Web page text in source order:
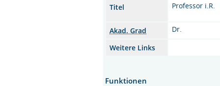
Titel
Professor i.R.
Akad. Grad
Dr.
Weitere Links
Funktionen